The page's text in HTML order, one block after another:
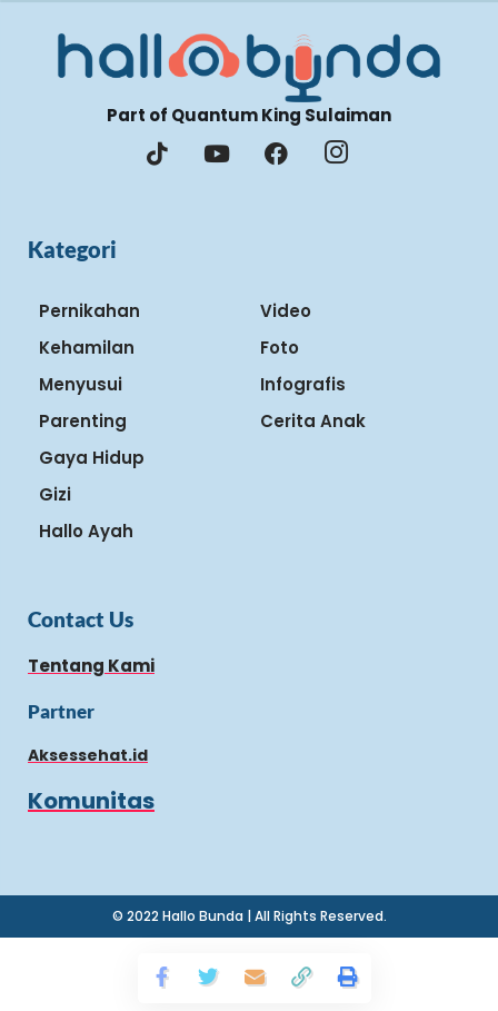
Part of Quantum King Sulaiman
Kategori
Pernikahan
Kehamilan
Menyusui
Parenting
Gaya Hidup
Gizi
Hallo Ayah
Video
Foto
Infografis
Cerita Anak
Contact Us
Tentang Kami
Partner
Aksessehat.id
Komunitas
© 2022 Hallo Bunda | All Rights Reserved.